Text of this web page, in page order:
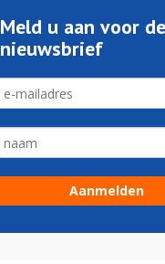
Meld u aan voor de
nieuwsbrief